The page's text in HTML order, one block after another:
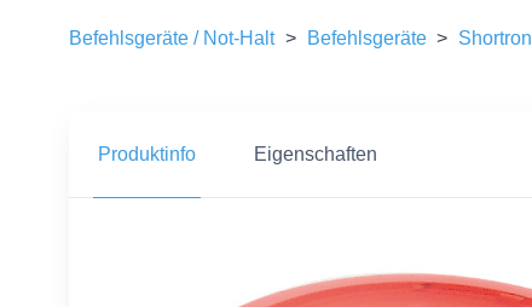
Befehlsgeräte / Not-Halt > Befehlsgeräte > Shortron
Produktinfo Eigenschaften